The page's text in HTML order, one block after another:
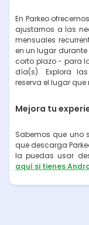
En Parkeo
ajustarnos a las
mensuales
en un lugar
corto plazo - para
día(s). Explora
reserva el lugar que
Mejora tu
Sabemos que uno
que descarga
la puedas usar
aquí si tienes